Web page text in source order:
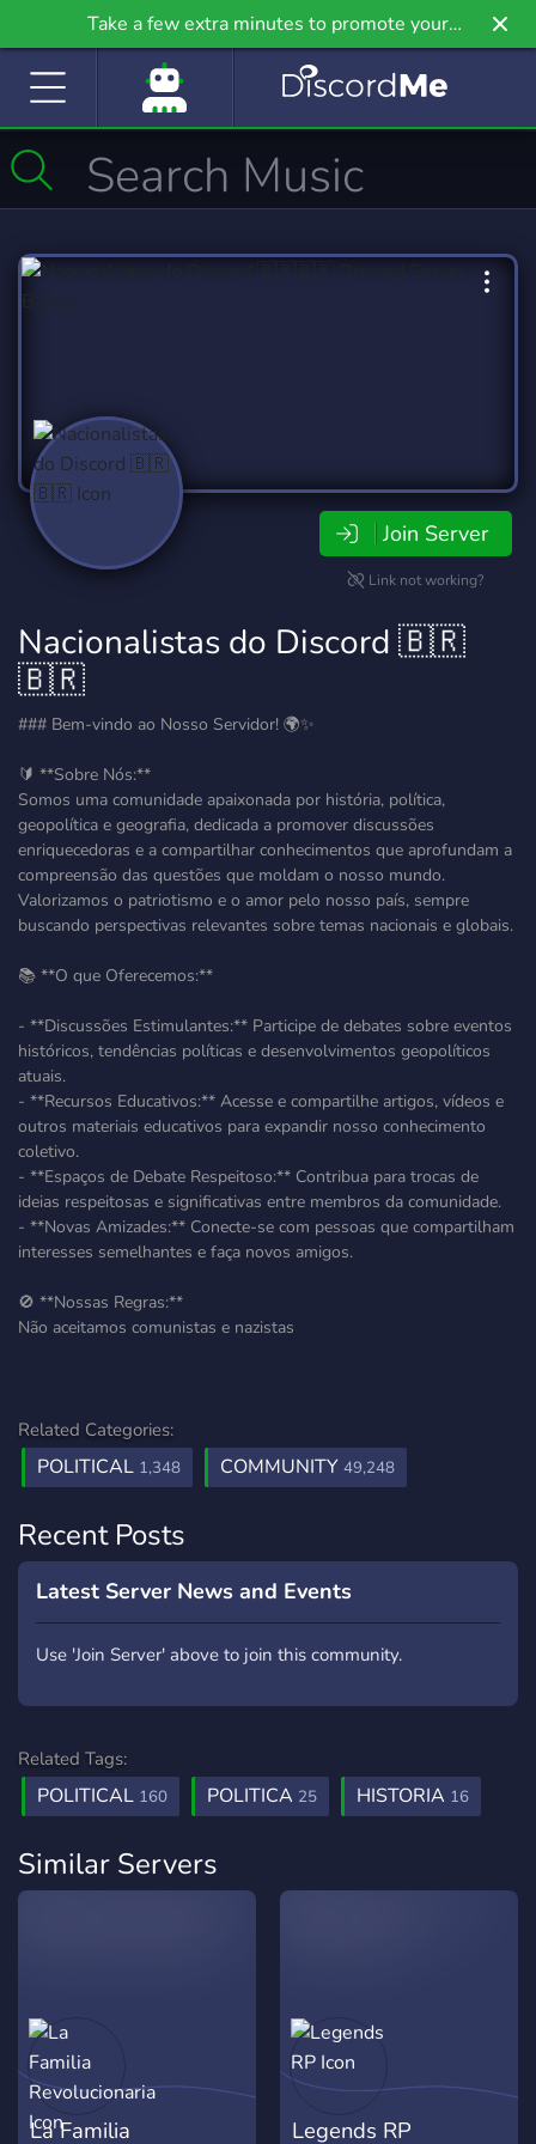
Take a few extra minutes to promote your
community even further on Griv.io, our newest
Join Server
Link not working?
Nacionalistas do Discord 🇧🇷
🇧🇷
### Bem-vindo ao Nosso Servidor! 🌍✨
🔰 **Sobre Nós:**
Somos uma comunidade apaixonada por história, política,
geopolítica e geografia, dedicada a promover discussões
enriquecedoras e a compartilhar conhecimentos que aprofundam a
compreensão das questões que moldam o nosso mundo.
Valorizamos o patriotismo e o amor pelo nosso país, sempre
buscando perspectivas relevantes sobre temas nacionais e globais.
📚 **O que Oferecemos:**
- **Discussões Estimulantes:** Participe de debates sobre eventos
históricos, tendências políticas e desenvolvimentos geopolíticos
atuais.
- **Recursos Educativos:** Acesse e compartilhe artigos, vídeos e
outros materiais educativos para expandir nosso conhecimento
coletivo.
- **Espaços de Debate Respeitoso:** Contribua para trocas de
ideias respeitosas e significativas entre membros da comunidade.
- **Novas Amizades:** Conecte-se com pessoas que compartilham
interesses semelhantes e faça novos amigos.
🚫 **Nossas Regras:**
Não aceitamos comunistas e nazistas
Related Categories:
POLITICAL 1,348 COMMUNITY 49,248
Recent Posts
Latest Server News and Events
Use 'Join Server' above to join this community.
Related Tags:
POLITICAL 160 POLITICA 25 HISTORIA 16
Similar Servers
La Familia Legends RP